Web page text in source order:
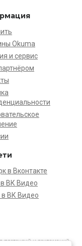
Okuma
и сервис
в Вконтакте
в ВК Видео
в ВК Видео
претензий и рекламаций,